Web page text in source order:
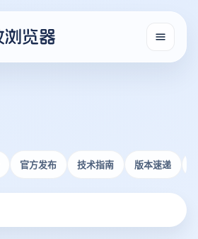
官方发布 技术指南 版本速递